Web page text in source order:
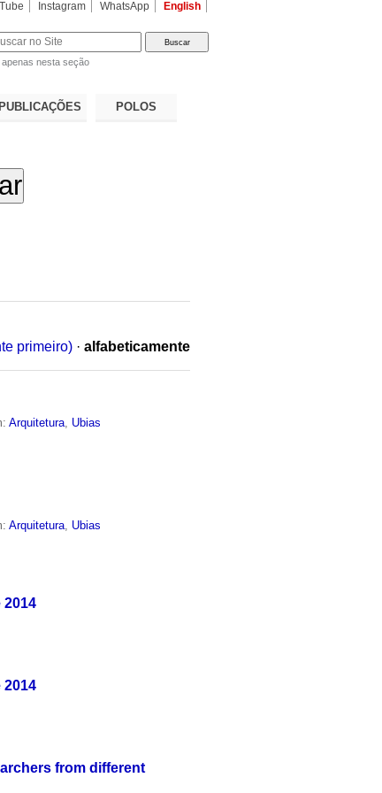
Instagram WhatsApp English
apenas nesta seção
PUBLICAÇÕES POLOS
primeiro) · alfabeticamente
Arquitetura Ubias
Arquitetura Ubias
2014
2014
from different